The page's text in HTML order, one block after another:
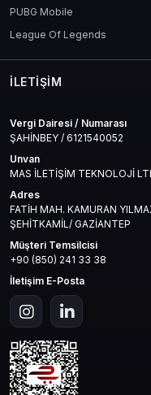
PUBG Mobile
League Of Legends
İLETIŞIM
Vergi Dairesi / Numarası
ŞAHİNBEY / 6121540052
Unvan
MAS İLETİŞİM TEKNOLOJİ
Adres
FATİH MAH. KAMURAN
ŞEHİTKAMİL/ GAZİANTEP
Müşteri Temsilcisi
+90 (850) 241 33 38
İletişim E-Posta